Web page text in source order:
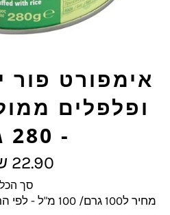
אימפורט פור
ופלפלים
- 280 גרם
מחיר
מלא
22.90 ש"ח
סך הכל
מחיר ל100 גרם/ 100 מ"ל - לפי הרלוונטי= 8.17 ש"ח